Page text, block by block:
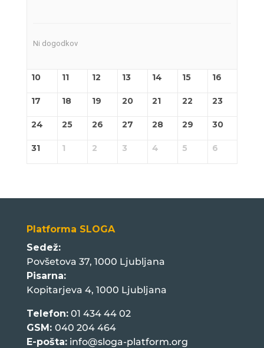
Ni dogodkov
10 11 12 13 14 15 16
17 18 19 20 21 22 23
24 25 26 27 28 29 30
31 1 2 3 4 5 6
Platforma SLOGA
Sedež:
Povšetova 37, 1000 Ljubljana
Pisarna:
Kopitarjeva 4, 1000 Ljubljana
Telefon:01 434 44 02
GSM: 040 204 464
E-pošta: info@sloga-platform.org